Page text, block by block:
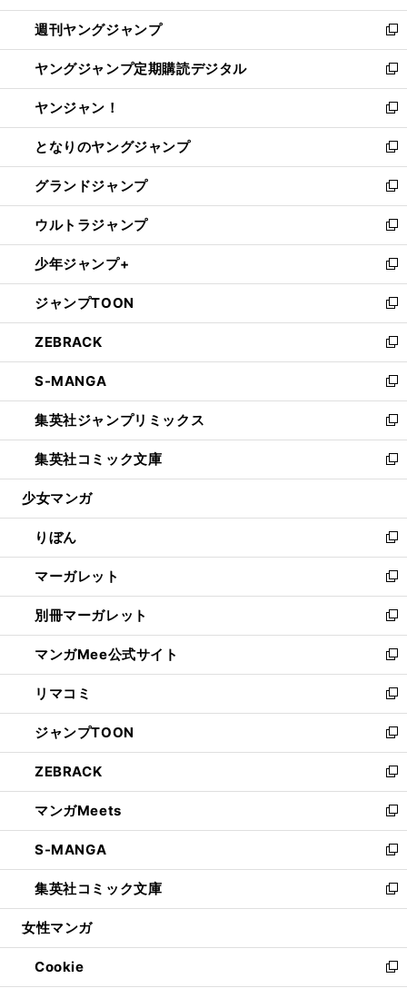
開
く
ウ
で
開
く
ン
ド
ウ
で
開
く
ウ
ィ
ン
ド
ウ
で
開
く
週刊ヤングジャンプ
新
し
い
ウ
ィ
ン
ド
ウ
で
開
く
ヤングジャンプ定期購読デジタル
新
し
い
ウ
ィ
ン
ド
ウ
で
開
く
ヤンジャン！
新
し
い
ウ
ィ
ン
ド
ウ
で
開
く
となりのヤングジャンプ
新
し
い
ウ
ィ
ン
ド
ウ
で
開
く
グランドジャンプ
新
し
い
ウ
ィ
ン
ド
ウ
で
開
く
ウルトラジャンプ
新
し
い
ウ
ィ
ン
ド
ウ
で
開
く
少年ジャンプ+
新
し
い
ウ
ィ
ン
ド
ウ
で
開
く
ジャンプTOON
新
し
い
ウ
ィ
ン
ド
ウ
で
開
ZEBRACK
新
し
い
ウ
ィ
ン
ド
ウ
開
く
S-MANGA
新
し
い
ウ
ィ
ン
ウ
で
開
く
集英社ジャンプリミックス
新
し
い
ウ
ン
ド
ウ
で
開
く
集英社コミック文庫
新
し
ウ
ィ
ン
ド
ウ
で
開
く
少女マンガ
りぼん
新
し
い
ウ
ィ
ン
ド
ウ
で
開
く
マーガレット
新
し
い
ウ
ィ
ン
ド
ウ
で
開
く
別冊マーガレット
新
し
い
ウ
ィ
ン
ド
ウ
で
開
く
マンガMee公式サイト
新
し
い
ウ
ィ
ン
ド
ウ
で
開
く
リマコミ
新
し
い
ウ
ィ
ン
ド
ウ
で
開
く
ジャンプTOON
新
し
い
ウ
ィ
ン
ド
ウ
で
開
ZEBRACK
新
し
い
ウ
ィ
ン
ド
ウ
開
く
マンガMeets
新
し
い
ウ
ィ
ン
ウ
で
開
S-MANGA
新
し
い
ウ
ン
ド
ウ
集英社コミック文庫
新
し
ウ
ィ
ン
女性マンガ
Cookie
新
し